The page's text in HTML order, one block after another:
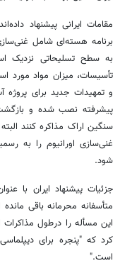
مقامات ایرانی پیشنهاد
به سطح تسلیحاتی نزدیک
تأسیسات، میزان مواد مورد
و تمهیدات جدید برای
پیشرفته نصب شده و بازگشت
غنی‌سازی اورانیوم را به
شود.
جزئیات پیشنهاد ایران با
متأسفانه محرمانه باقی
این مسأله را درطول مذاکرات
کرد که "پنجره برای
است."